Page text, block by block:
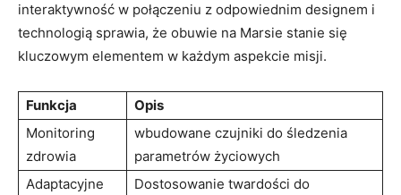
interaktywność w połączeniu z odpowiednim designem i
technologią sprawia, że obuwie na Marsie stanie się
kluczowym elementem w każdym aspekcie misji.
Funkcja
Opis
Monitoring
zdrowia
wbudowane czujniki do śledzenia
parametrów życiowych
Adaptacyjne
Dostosowanie twardości do